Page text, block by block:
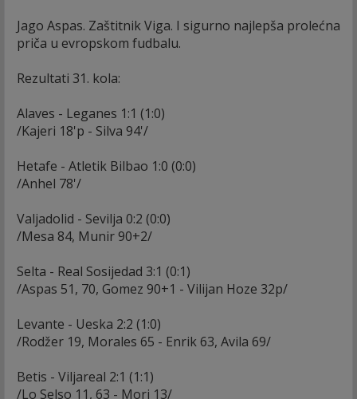
Jago Aspas. Zaštitnik Viga. I sigurno najlepša prolećna
priča u evropskom fudbalu.
Rezultati 31. kola:
Alaves - Leganes 1:1 (1:0)
/Kajeri 18'p - Silva 94'/
Hetafe - Atletik Bilbao 1:0 (0:0)
/Anhel 78'/
Valjadolid - Sevilja 0:2 (0:0)
/Mesa 84, Munir 90+2/
Selta - Real Sosijedad 3:1 (0:1)
/Aspas 51, 70, Gomez 90+1 - Vilijan Hoze 32p/
Levante - Ueska 2:2 (1:0)
/Rodžer 19, Morales 65 - Enrik 63, Avila 69/
Betis - Viljareal 2:1 (1:1)
/Lo Selso 11, 63 - Mori 13/